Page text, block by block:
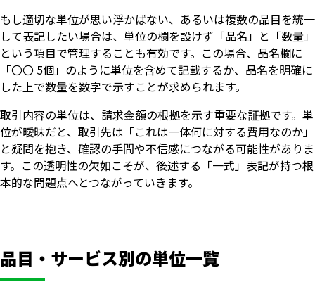
もし適切な単位が思い浮かばない、あるいは複数の品目を統一
して表記したい場合は、単位の欄を設けず「品名」と「数量」
という項目で管理することも有効です。この場合、品名欄に
「〇〇 5個」のように単位を含めて記載するか、品名を明確に
した上で数量を数字で示すことが求められます。
取引内容の単位は、請求金額の根拠を示す重要な証拠です。単
位が曖昧だと、取引先は「これは一体何に対する費用なのか」
と疑問を抱き、確認の手間や不信感につながる可能性がありま
す。この透明性の欠如こそが、後述する「一式」表記が持つ根
本的な問題点へとつながっていきます。
品目・サービス別の単位一覧